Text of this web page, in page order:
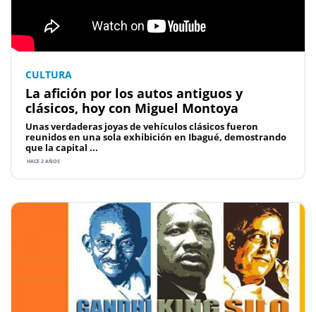
CULTURA
La afición por los autos antiguos y
clásicos, hoy con Miguel Montoya
Unas verdaderas joyas de vehículos clásicos fueron
reunidos en una sola exhibición en Ibagué, demostrando
que la capital ...
HACE 2 AÑOS